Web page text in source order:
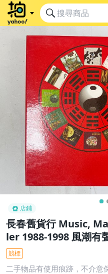
店鋪
長春舊貨行 Music,
ler 1988-1998 風潮有
競標
二手物品有使用痕跡，不介意